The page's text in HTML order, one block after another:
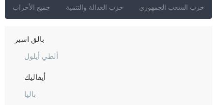
جميع الأحزاب حزب العدالة والتنمية حزب الشعب الجمهوري
أيدن
بالق أسير
ألطي أيلول
أيفاليك
باليا